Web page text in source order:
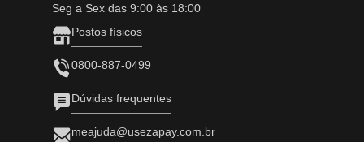
Seg a Sex das 9:00 às 18:00
Postos físicos
0800-887-0499
Dúvidas frequentes
meajuda@usezapay.com.br